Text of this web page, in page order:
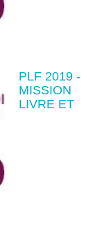
PLF 2019 -
MISSION
LIVRE ET